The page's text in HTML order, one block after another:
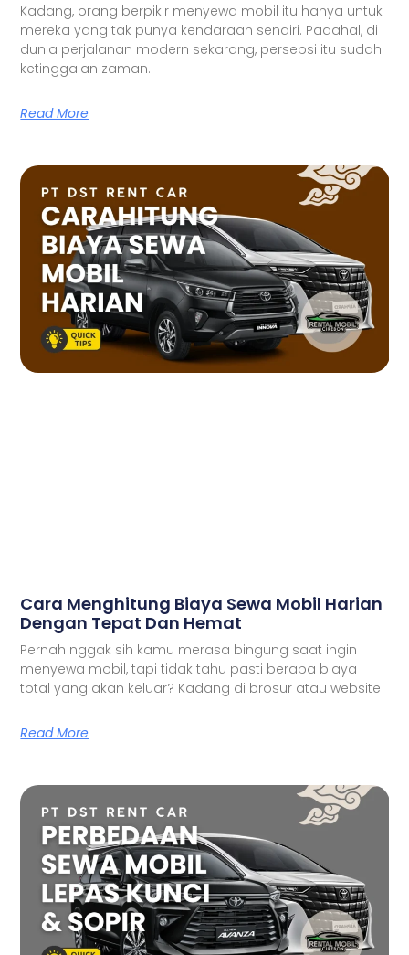
Kadang, orang berpikir menyewa mobil itu hanya untuk
mereka yang tak punya kendaraan sendiri. Padahal, di
dunia perjalanan modern sekarang, persepsi itu sudah
ketinggalan zaman.
Read More
Cara Menghitung Biaya Sewa Mobil Harian
Dengan Tepat Dan Hemat
Pernah nggak sih kamu merasa bingung saat ingin
menyewa mobil, tapi tidak tahu pasti berapa biaya
total yang akan keluar? Kadang di brosur atau website
Read More